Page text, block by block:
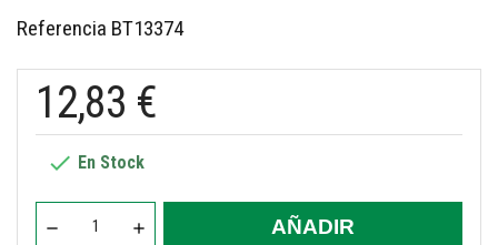
Referencia BT13374
12,83 €
 En Stock
AÑADIR